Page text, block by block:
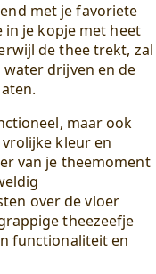
met je favoriete
in je kopje met heet
de thee trekt, zal
drijven en de
maar ook
kleur en
van je theemoment
over de vloer
theezeefje
functionaliteit en